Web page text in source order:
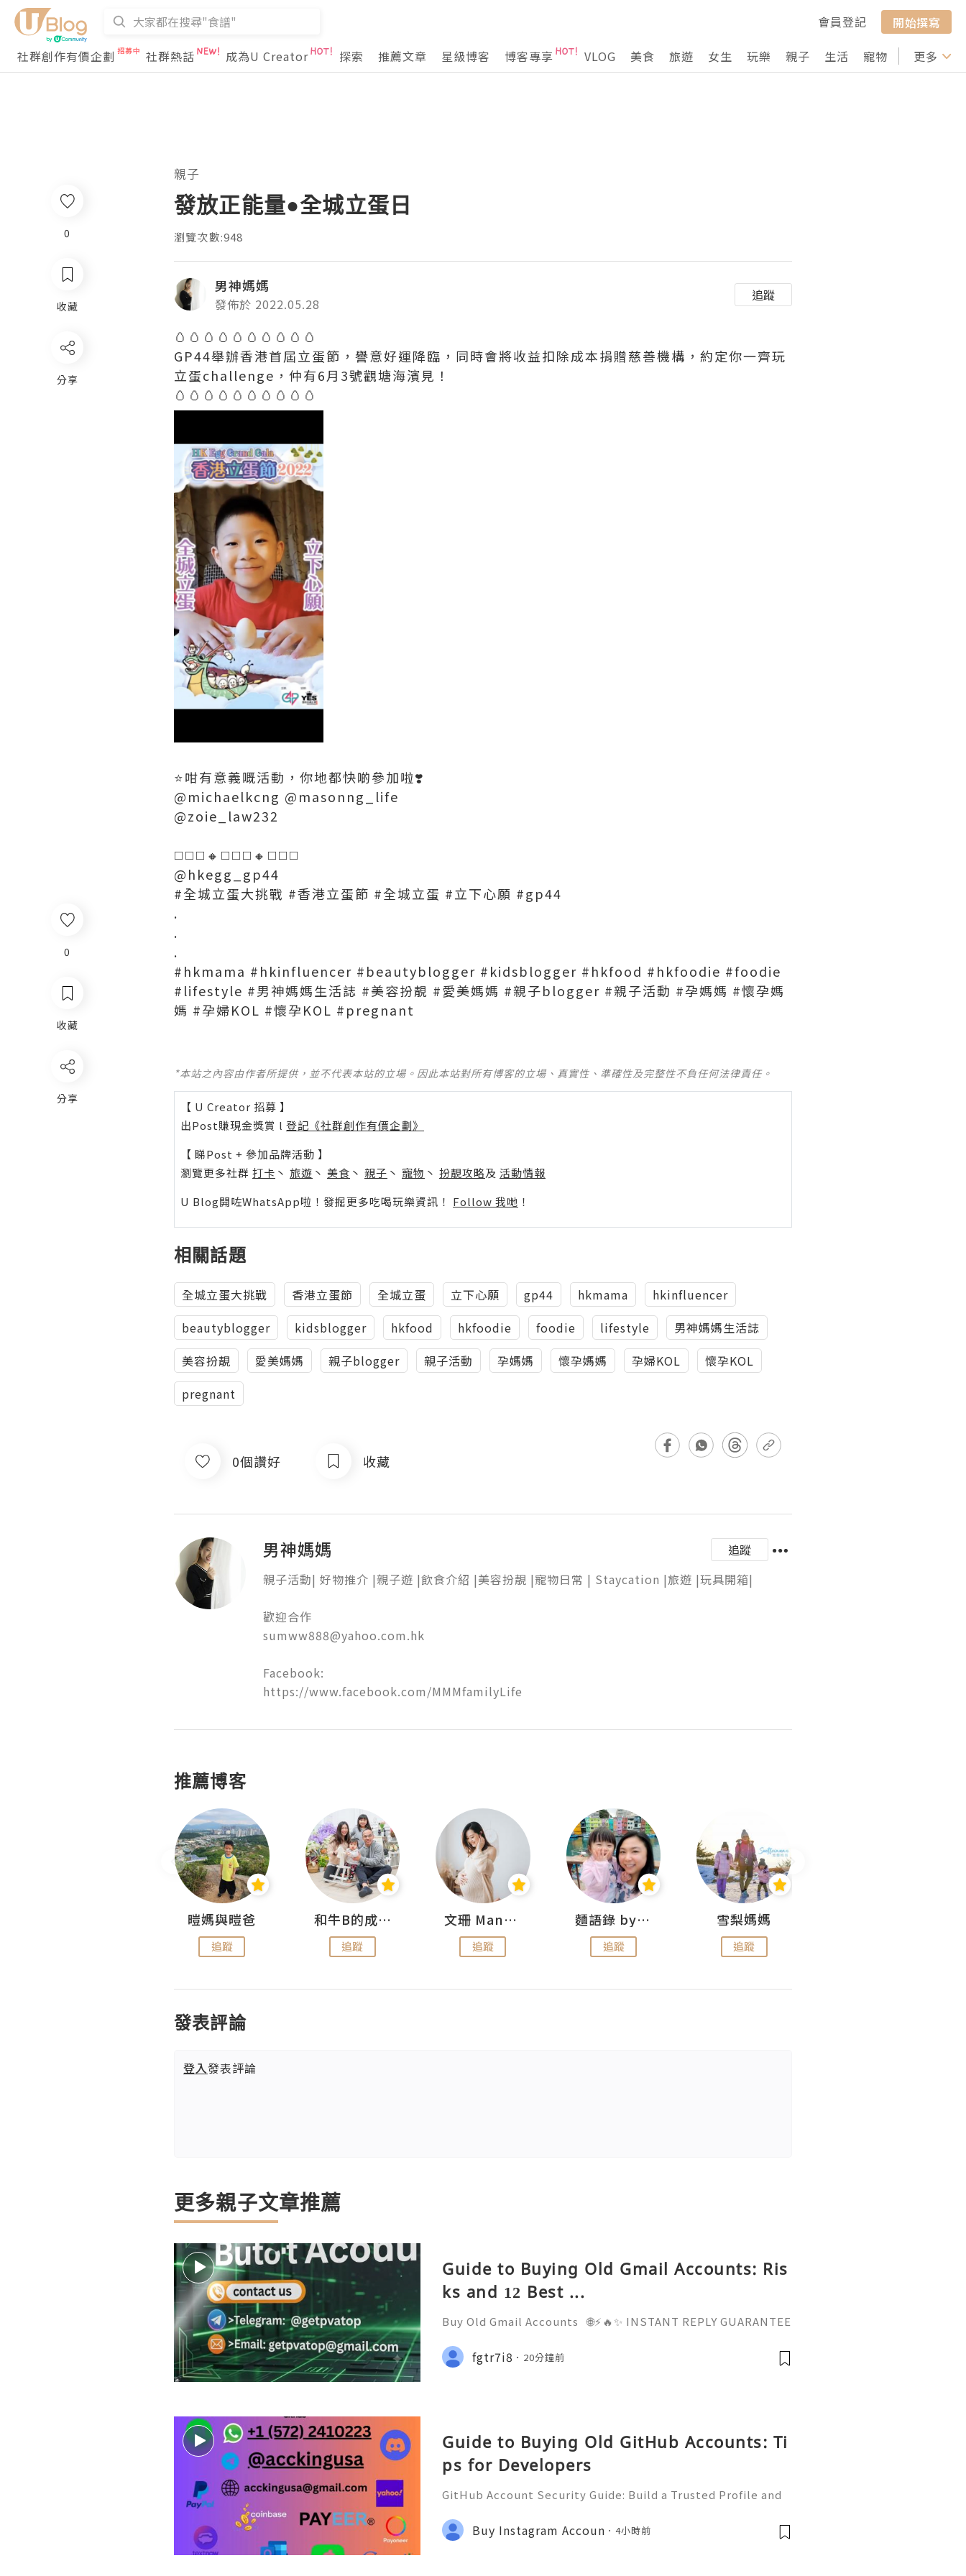
會員登記
開始撰寫
社群創作有價企劃
社群熱話 成為U Creator 探索 推薦文章 星級博客 博客專享 VLOG 美食 旅遊 女生 玩樂 親子 生活 寵物 行山 打卡
更多
0
收藏
分享
親子
發放正能量●全城立蛋日
瀏覽次數:948
男神媽媽
發佈於 2022.05.28
追蹤
🥚🥚🥚🥚🥚🥚🥚🥚🥚🥚
GP44舉辦香港首屆立蛋節，譽意好運降臨，同時會將收益扣除成本捐贈慈善機構，約定你一齊玩
立蛋challenge，仲有6月3號觀塘海濱見！
🥚🥚🥚🥚🥚🥚🥚🥚🥚🥚
⭐️咁有意義嘅活動，你地都快啲參加啦❣️
@michaelkcng @masonng_life
@zoie_law232
◻️◻️◻️🔸️◻️◻️◻️🔸️◻️◻️◻️
@hkegg_gp44
#全城立蛋大挑戰 #香港立蛋節 #全城立蛋 #立下心願 #gp44
.
.
.
#hkmama #hkinfluencer #beautyblogger #kidsblogger #hkfood #hkfoodie #foodie
#lifestyle #男神媽媽生活誌 #美容扮靚 #愛美媽媽 #親子blogger #親子活動 #孕媽媽 #懷孕媽
媽 #孕婦KOL #懷孕KOL #pregnant
*本站之內容由作者所提供，並不代表本站的立場。因此本站對所有博客的立場、真實性、準確性及完整性不負任何法律責任。
【 U Creator 招募 】
出Post賺現金獎賞 l 登記《社群創作有價企劃》
【 睇Post + 參加品牌活動 】
瀏覽更多社群 打卡 丶 旅遊 丶 美食 丶 親子 丶 寵物 丶 扮靚攻略及 活動情報
U Blog開咗WhatsApp啦！發掘更多吃喝玩樂資訊！ Follow 我哋 ！
相關話題
全城立蛋大挑戰 香港立蛋節 全城立蛋 立下心願 gp44 hkmama
hkinfluencer
beautyblogger
kidsblogger hkfood hkfoodie foodie lifestyle
男神媽媽生活誌
美容扮靚
愛美媽媽 親子blogger 親子活動 孕媽媽 懷孕媽媽 孕婦KOL
懷孕KOL
pregnant
0個讚好 收藏
男神媽媽
追蹤
親子活動| 好物推介 |親子遊 |飲食介紹 |美容扮靚 |寵物日常 | Staycation |旅遊 |玩具開箱|
歡迎合作
sumww888@yahoo.com.hk
Facebook:
https://www.facebook.com/MMMfamilyLife
推薦博客
暟媽與暟爸
追蹤
和牛B的成長日記
追蹤
文珊 ManShan
追蹤
麵語錄 by Aminn
追蹤
雪梨媽媽
追蹤
發表評論
登入發表評論
更多親子文章推薦
Guide to Buying Old Gmail Accounts: Ris
ks and 12 Best ...
Buy Old Gmail Accounts 🌐⚡️🔥✨ INSTANT REPLY GUARANTEE
sername: @getpvatop ⚡️📧💌📨 Email: getpvatop@gmail.com
⚡️💜💬🎧 Discord Community: getpvatop ⚡️🌍🔗💻 W
fgtr7i8 20分鐘前
Guide to Buying Old GitHub Accounts: Ti
ps for Developers
GitHub Account Security Guide: Build a Trusted Profile and
d's leading platforms for software development and collabo
ration. Millions of develo
Buy Instagram Accoun 4小時前
0
收藏
分享